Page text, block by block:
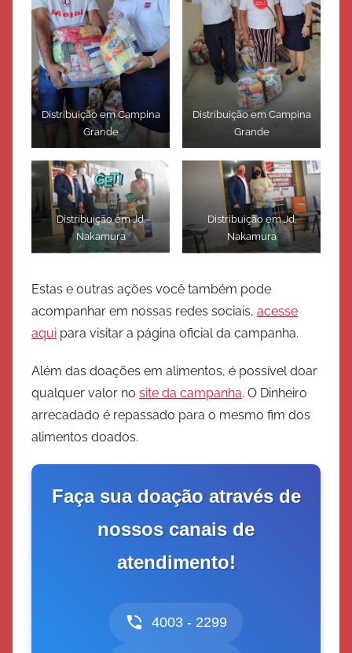
Distribuição em Campina
Grande
Distribuição em Campina
Grande
Distribuição em Jd.
Nakamura
Distribuição em Jd.
Nakamura
Estas e outras ações você também pode
acompanhar em nossas redes sociais, acesse
aqui para visitar a página oficial da campanha.
Além das doações em alimentos, é possível doar
qualquer valor no site da campanha. O Dinheiro
arrecadado é repassado para o mesmo fim dos
alimentos doados.
Faça sua doação através de
nossos canais de
atendimento!
4003 - 2299